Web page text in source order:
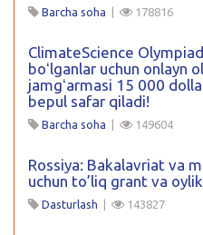
Barcha soha | 178816
ClimateScience
boʻlganlar uchun onlayn
jamgʻarmasi 15 000
bepul safar qiladi!
Barcha soha | 149604
Rossiya: Bakalavriat va
uchun to’liq grant va
Dasturlash | 143827